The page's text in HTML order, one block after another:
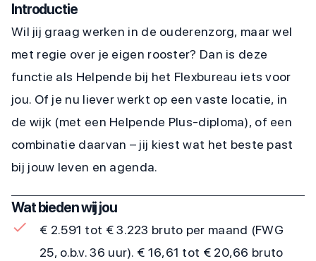
Introductie
Wil jij graag werken in de ouderenzorg, maar wel
met regie over je eigen rooster? Dan is deze
functie als Helpende bij het Flexbureau iets voor
jou. Of je nu liever werkt op een vaste locatie, in
de wijk (met een Helpende Plus-diploma), of een
combinatie daarvan – jij kiest wat het beste past
bij jouw leven en agenda.
Wat bieden wij jou
€ 2.591 tot € 3.223 bruto per maand (FWG
25, o.b.v. 36 uur). € 16,61 tot € 20,66 bruto